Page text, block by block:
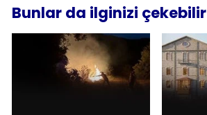
Bunlar da ilginizi çekebilir